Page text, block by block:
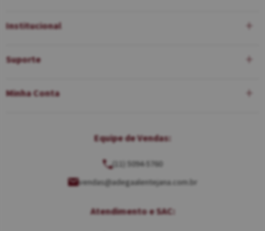
Institucional
Suporte
Minha Conta
Equipe de Vendas:
(11) 5094-5760
vendas@adegaalentejana.com.br
Atendimento e SAC: